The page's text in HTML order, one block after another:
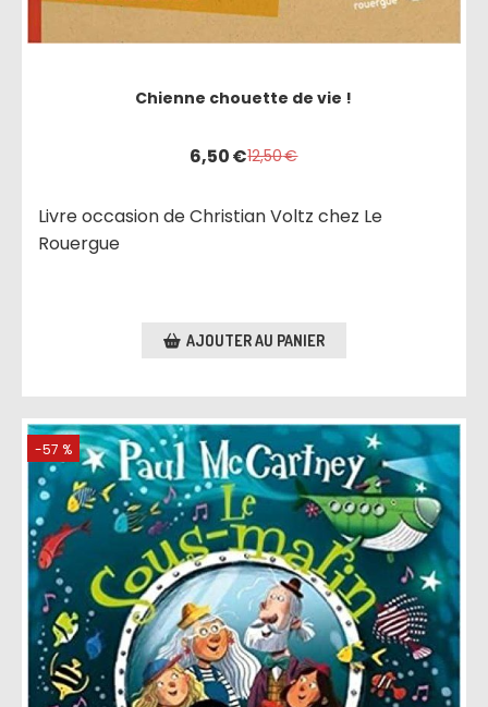
Chienne chouette de vie !
6,50€12,50€
Livre occasion de Christian Voltz chez Le
Rouergue
AJOUTER AU PANIER
-57 %